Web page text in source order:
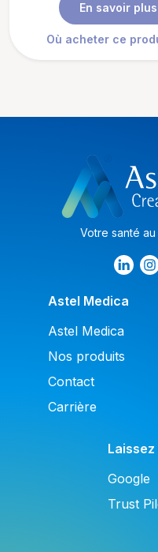
En savoir plus
Où acheter ce
Votre santé
Astel Medica
Astel Medica
Nos produits
Contact
Carrière
Google
Trust